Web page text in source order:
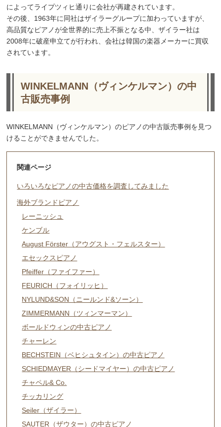
によってライプツィヒ通りに会社が再建されています。
その後、1963年に同社はザイラーグループに加わっていますが、
高品質なピアノが全世界的に売上不振となる中、ザイラー社は
2008年に破産申立てが行われ、会社は韓国の楽器メーカーに買収
されています。
WINKELMANN（ヴィンケルマン）の中
古販売事例
WINKELMANN（ヴィンケルマン）のピアノの中古販売事例を見つ
けることができませんでした。
関連ページ
いろいろなピアノの中古価格を調査してみました
海外ブランドピアノ
レーニッシュ
ケンブル
August Förster（アウグスト・フェルスター）
エセックスピアノ
Pfeiffer（ファイファー）
FEURICH（フォイリッヒ）
NYLUND&SON（ニールンド&ソーン）
ZIMMERMANN（ツィンマーマン）
ボールドウィンの中古ピアノ
チャーレン
BECHSTEIN（ベヒシュタイン）の中古ピアノ
SCHIEDMAYER（シードマイヤー）の中古ピアノ
チャペル& Co.
チッカリング
Seiler（ザイラー）
SAUTER（ザウター）の中古ピアノ